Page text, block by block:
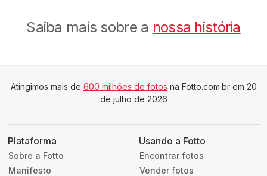
Saiba mais sobre a nossa história
Atingimos mais de 600 milhões de fotos na Fotto.com.br em 20
de julho de 2026
Plataforma
Sobre a Fotto
Manifesto
Usando a Fotto
Encontrar fotos
Vender fotos